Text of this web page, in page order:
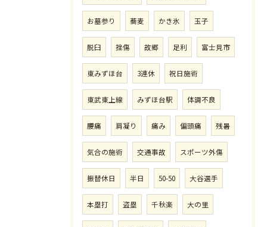
お墓参り 蕎麦 かき氷 玉子
脱臼 挫傷 故郷 足利 富士見市
東みずほ台 3連休 祝日施術
東武東上線 みずほ台駅 体調不良
腰痛 肩凝り 痛み 偏頭痛 残暑
気合の施術 交通事故 スポーツ外傷
振替休日 半日 50-50 大谷選手
本塁打 盗塁 千秋楽 大の里